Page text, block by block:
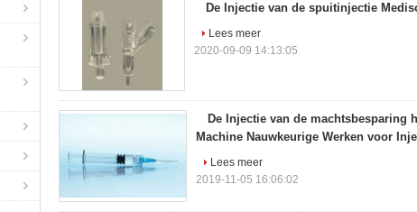
De Injectie van de spuitinjectie
Lees meer
2020-09-09 14:13:05
De Injectie van de machtsbesparing
Machine Nauwkeurige Werken voor
Lees meer
2019-11-05 16:06:02